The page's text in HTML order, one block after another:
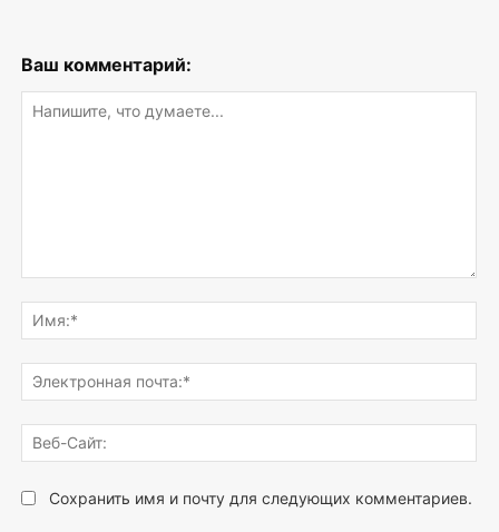
Ваш комментарий:
что
думаете...
Сохранить имя и почту для следующих комментариев.